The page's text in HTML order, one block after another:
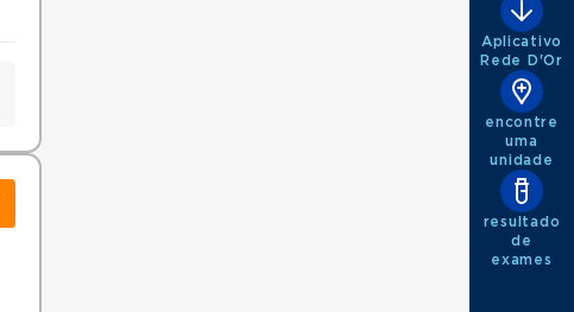
Aplicativo
Rede D'Or
encontre
uma
unidade
resultado
de
exames